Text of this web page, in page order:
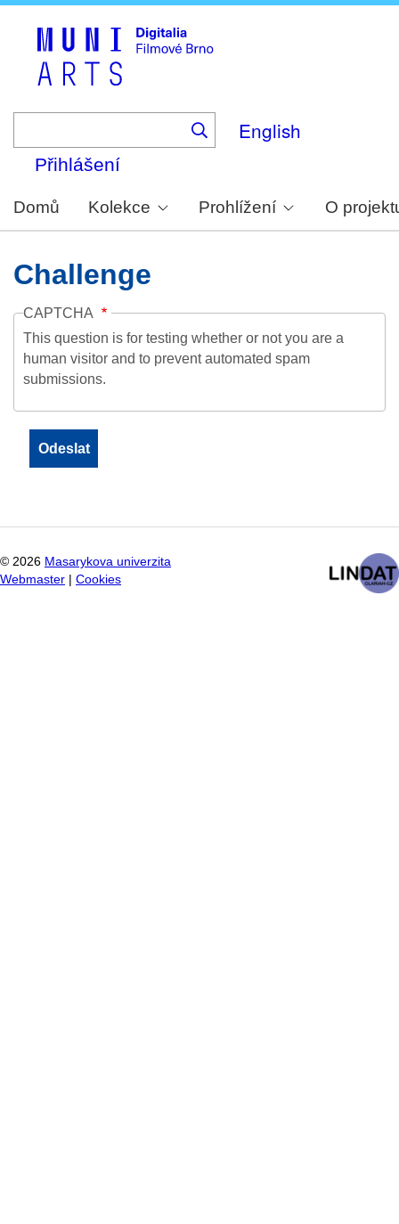
English
Přihlášení
Domů Kolekce Prohlížení O
Challenge
CAPTCHA
This question is for testing whether or not you are a
human visitor and to prevent automated spam
submissions.
© 2026 Masarykova univerzita
Webmaster
Cookies